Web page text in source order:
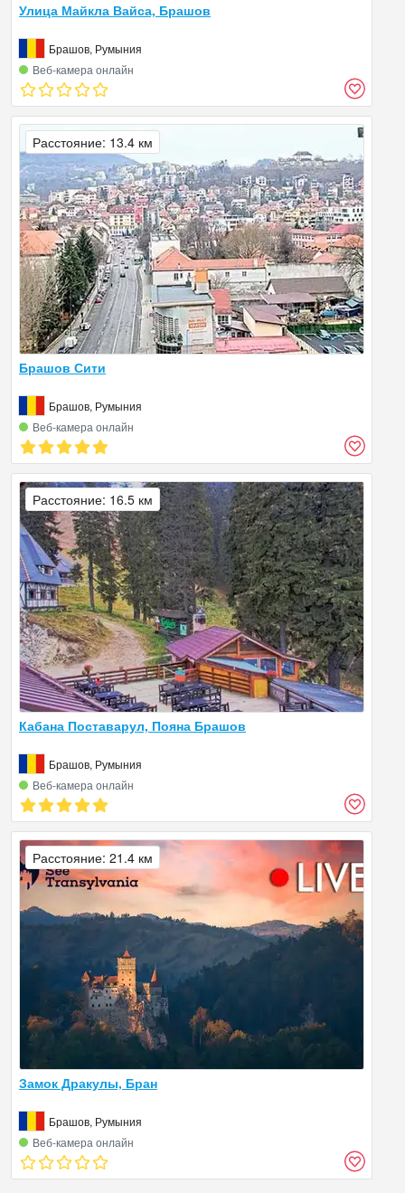
Улица Майкла Вайса, Брашов
Брашов, Румыния
Веб‑камера онлайн
Брашов Сити
Брашов, Румыния
Веб‑камера онлайн
Расстояние: 13.4 км
Кабана Поставарул, Пояна Брашов
Брашов, Румыния
Веб‑камера онлайн
Расстояние: 16.5 км
Замок Дракулы, Бран
Брашов, Румыния
Веб‑камера онлайн
Расстояние: 21.4 км